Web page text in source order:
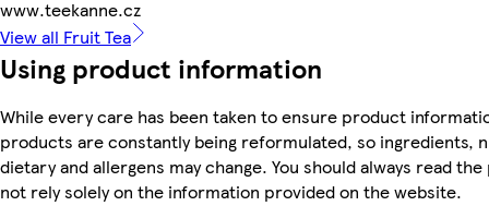
www.teekanne.cz
View all Fruit Tea
Using product information
While every care has been taken to ensure product
products are constantly being reformulated, so ingredients,
dietary and allergens may change. You should always read
not rely solely on the information provided on the website.